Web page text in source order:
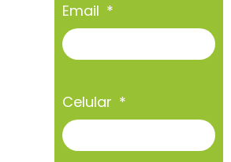
Email
Celular